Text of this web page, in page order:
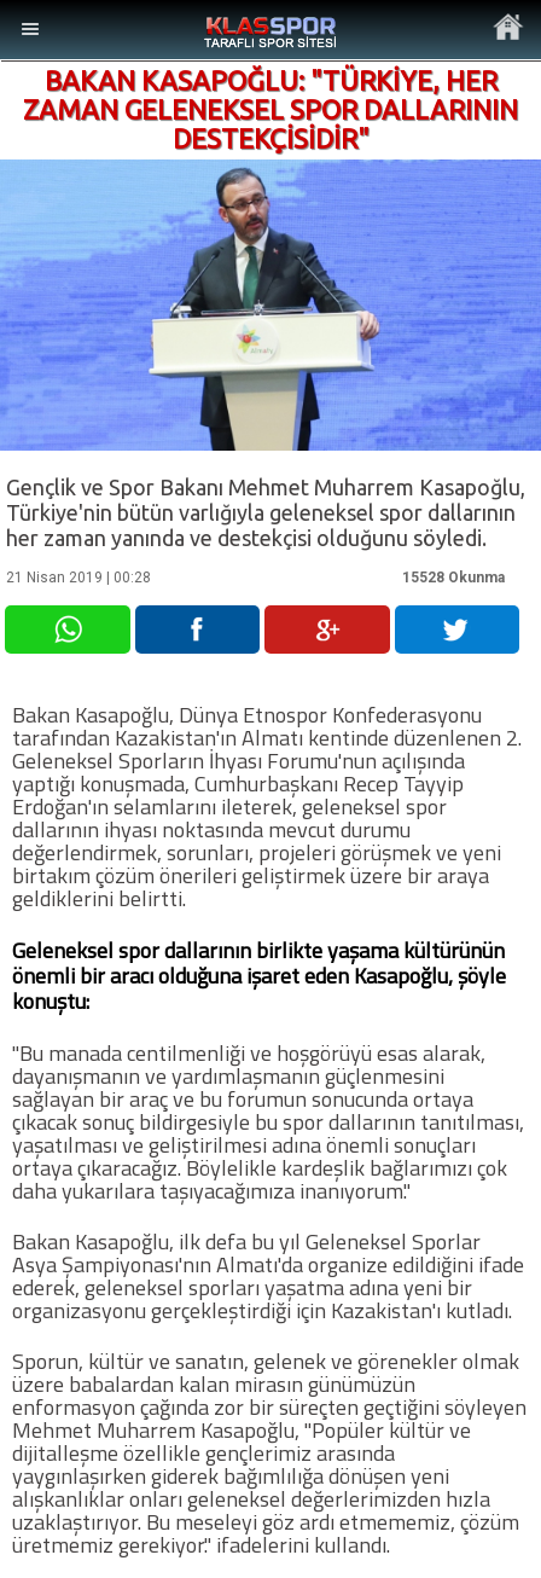
Ana Sayfa
Son Dakika Haberler
Foto Galeri
Video Galeri
Ankara Takımları
Futbol
Basketbol
Voleybol
Hentbol
Bisiklet
Sosyal Medya
Twitter
Google Plus
Instagram
Hakkımızda
Blog
Künye
İletişim
BAKAN KASAPOĞLU: "TÜRKİYE, HER
ZAMAN GELENEKSEL SPOR DALLARININ
DESTEKÇİSİDİR"
Gençlik ve Spor Bakanı Mehmet Muharrem Kasapoğlu,
Türkiye'nin bütün varlığıyla geleneksel spor dallarının
her zaman yanında ve destekçisi olduğunu söyledi.
21 Nisan 2019 | 00:28 15528 Okunma
Bakan Kasapoğlu, Dünya Etnospor Konfederasyonu
tarafından Kazakistan'ın Almatı kentinde düzenlenen 2.
Geleneksel Sporların İhyası Forumu'nun açılışında
yaptığı konuşmada, Cumhurbaşkanı Recep Tayyip
Erdoğan'ın selamlarını ileterek, geleneksel spor
dallarının ihyası noktasında mevcut durumu
değerlendirmek, sorunları, projeleri görüşmek ve yeni
birtakım çözüm önerileri geliştirmek üzere bir araya
geldiklerini belirtti.
Geleneksel spor dallarının birlikte yaşama kültürünün
önemli bir aracı olduğuna işaret eden Kasapoğlu, şöyle
konuştu:
"Bu manada centilmenliği ve hoşgörüyü esas alarak,
dayanışmanın ve yardımlaşmanın güçlenmesini
sağlayan bir araç ve bu forumun sonucunda ortaya
çıkacak sonuç bildirgesiyle bu spor dallarının tanıtılması,
yaşatılması ve geliştirilmesi adına önemli sonuçları
ortaya çıkaracağız. Böylelikle kardeşlik bağlarımızı çok
daha yukarılara taşıyacağımıza inanıyorum."
Bakan Kasapoğlu, ilk defa bu yıl Geleneksel Sporlar
Asya Şampiyonası'nın Almatı'da organize edildiğini ifade
ederek, geleneksel sporları yaşatma adına yeni bir
organizasyonu gerçekleştirdiği için Kazakistan'ı kutladı.
Sporun, kültür ve sanatın, gelenek ve görenekler olmak
üzere babalardan kalan mirasın günümüzün
enformasyon çağında zor bir süreçten geçtiğini söyleyen
Mehmet Muharrem Kasapoğlu, "Popüler kültür ve
dijitalleşme özellikle gençlerimiz arasında
yaygınlaşırken giderek bağımlılığa dönüşen yeni
alışkanlıklar onları geleneksel değerlerimizden hızla
uzaklaştırıyor. Bu meseleyi göz ardı etmememiz, çözüm
üretmemiz gerekiyor." ifadelerini kullandı.